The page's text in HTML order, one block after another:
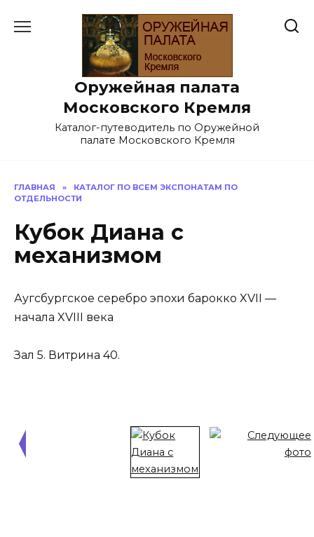
Оружейная палата
Московского Кремля
Каталог-путеводитель по Оружейной
палате Московского Кремля
ГЛАВНАЯ »
КАТАЛОГ ПО ВСЕМ ЭКСПОНАТАМ ПО
ОТДЕЛЬНОСТИ
Кубок Диана с
механизмом
Аугсбургское серебро эпохи барокко XVII —
начала XVIII века
Зал 5. Витрина 40.